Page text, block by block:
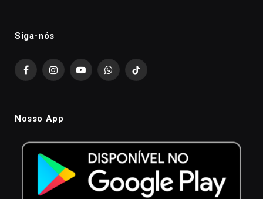
Siga-nós
FacebookInstagramYouTubeWhatsAppTikTok
Nosso App